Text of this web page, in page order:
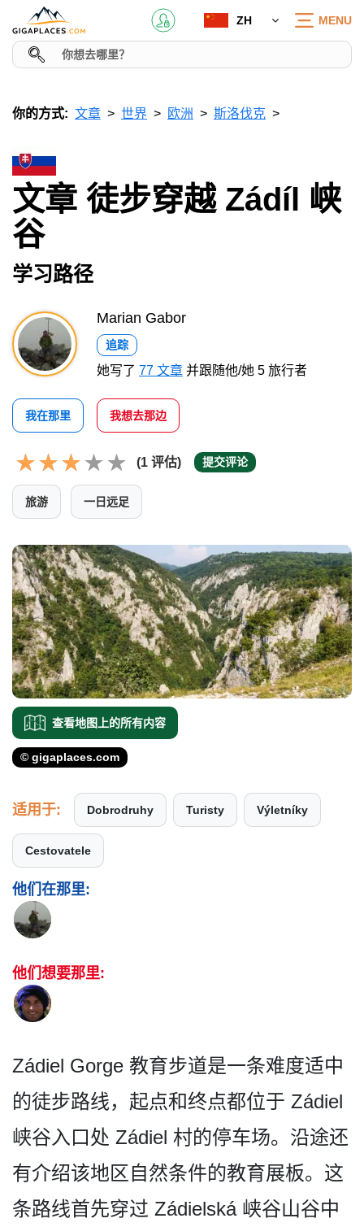
ZH MENU
你的方式: 文章 世界 欧洲 斯洛伐克
文章 徒步穿越 Zádíl 峡
谷
学习路径
Marian Gabor
追踪
她写了 77 文章 并跟随他/她 5 旅行者
我在那里 我想去那边
(1 评估) 提交评论
旅游 一日远足
查看地图上的所有内容
© gigaplaces.com
适用于: Dobrodruhy Turisty Výletníky
Cestovatele
他们在那里:
他们想要那里:
Zádiel Gorge 教育步道是一条难度适中
的徒­步路线，起点和终点都位于 Zádiel
峡谷入口处 Zádiel 村的停车场。沿途还
有介绍该­地区自然条件的教育展板。这
条路线首先穿过 Zádielská 峡谷山谷中